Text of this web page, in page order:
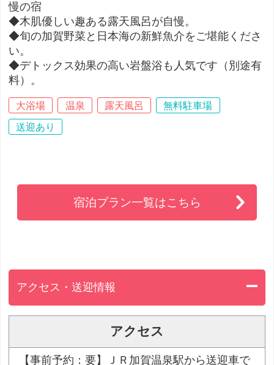
慢の宿
◆木肌優しい趣ある露天風呂が自慢。
◆旬の加賀野菜と日本海の新鮮魚介をご堪能くださ
い。
◆デトックス効果の高い岩盤浴も人気です（別途有
料）。
大浴場 温泉 露天風呂
無料駐車場
送迎あり
宿泊プラン一覧はこちら
アクセス・送迎情報
アクセス
【事前予約：要】ＪＲ加賀温泉駅から送迎車で